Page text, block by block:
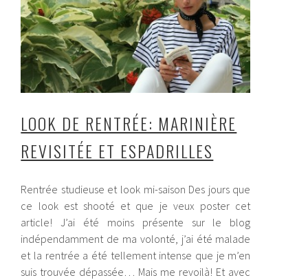
LOOK DE RENTRÉE: MARINIÈRE
REVISITÉE ET ESPADRILLES
Rentrée studieuse et look mi-saison Des jours que
ce look est shooté et que je veux poster cet
article! J’ai été moins présente sur le blog
indépendamment de ma volonté, j’ai été malade
et la rentrée a été tellement intense que je m’en
suis trouvée dépassée… Mais me revoilà! Et avec